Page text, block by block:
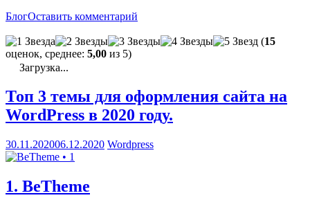
БлогОставить комментарий
(15
оценок, среднее: 5,00 из 5)
Загрузка...
Топ 3 темы для оформления сайта на
WordPress в 2020 году.
30.11.202006.12.2020 Wordpress
1. BeTheme